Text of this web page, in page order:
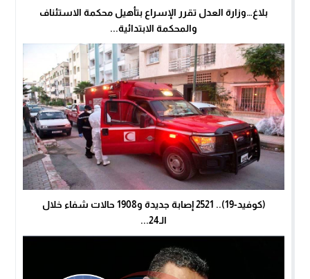
بلاغ…وزارة العدل تقرر الإسراع بتأهيل محكمة الاستئناف
والمحكمة الابتدائية...
(كوفيد-19).. 2521 إصابة جديدة و1908 حالات شفاء خلال
الـ24...